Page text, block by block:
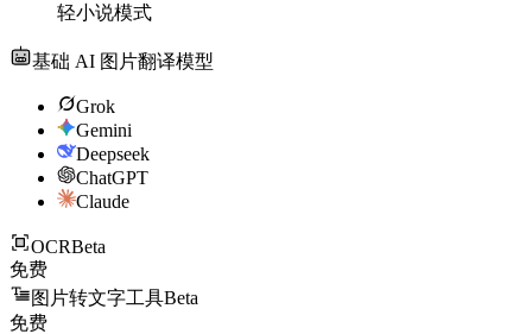
轻小说模式
基础 AI 图片翻译模型
Grok
Gemini
Deepseek
ChatGPT
Claude
OCRBeta
免费
图片转文字工具Beta
免费